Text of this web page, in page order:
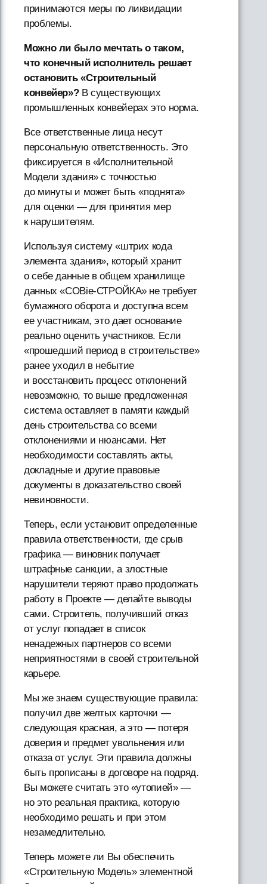
принимаются меры по ликвидации
проблемы.
Можно ли было мечтать о таком,
что конечный исполнитель решает
остановить «Строительный
конвейер»?В существующих
промышленных конвейерах это норма.
Все ответственные лица несут
персональную ответственность. Это
фиксируется в «Исполнительной
Модели здания» с точностью
до минуты и может быть «поднята»
для оценки — для принятия мер
к нарушителям.
Используя систему «штрих кода
элемента здания», который хранит
о себе данные в общем хранилище
данных «COBie-СТРОЙКА» не требует
бумажного оборота и доступна всем
ее участникам, это дает основание
реально оценить участников. Если
«прошедший период в строительстве»
ранее уходил в небытие
и восстановить процесс отклонений
невозможно, то выше предложенная
система оставляет в памяти каждый
день строительства со всеми
отклонениями и нюансами. Нет
необходимости составлять акты,
докладные и другие правовые
документы в доказательство своей
невиновности.
Теперь, если установит определенные
правила ответственности, где срыв
графика — виновник получает
штрафные санкции, а злостные
нарушители теряют право продолжать
работу в Проекте — делайте выводы
сами. Строитель, получивший отказ
от услуг попадает в список
ненадежных партнеров со всеми
неприятностями в своей строительной
карьере.
Мы же знаем существующие правила:
получил две желтых карточки —
следующая красная, а это — потеря
доверия и предмет увольнения или
отказа от услуг. Эти правила должны
быть прописаны в договоре на подряд.
Вы можете считать это «утопией» —
но это реальная практика, которую
необходимо решать и при этом
незамедлительно.
Теперь можете ли Вы обеспечить
«Строительную Модель» элементной